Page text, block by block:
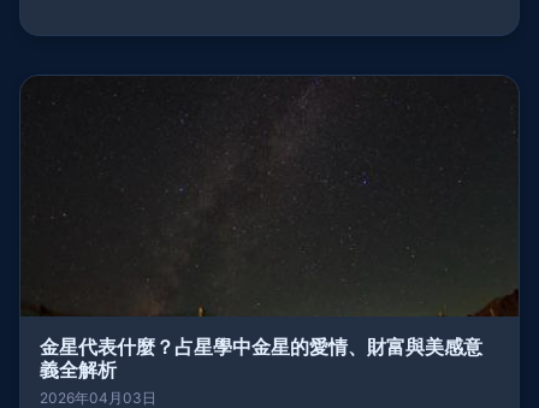
金星代表什麼？占星學中金星的愛情、財富與美感意
義全解析
2026年04月03日